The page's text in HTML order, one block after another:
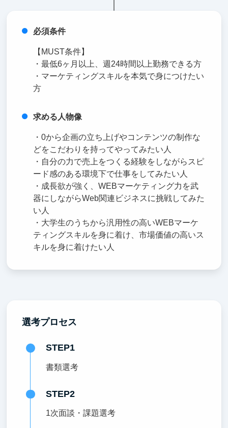
必須条件
【MUST条件】
・最低6ヶ月以上、週24時間以上勤務できる方
・マーケティングスキルを本気で身につけたい
方
求める人物像
・0から企画の立ち上げやコンテンツの制作な
どをこだわりを持ってやってみたい人
・自分の力で売上をつくる経験をしながらスピ
ード感のある環境下で仕事をしてみたい人
・成長欲が強く、WEBマーケティング力を武
器にしながらWeb関連ビジネスに挑戦してみた
い人
・大学生のうちから汎用性の高いWEBマーケ
ティングスキルを身に着け、市場価値の高いス
キルを身に着けたい人
選考プロセス
STEP1
書類選考
STEP2
1次面談・課題選考